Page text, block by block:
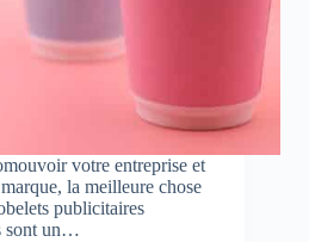
votre entreprise et
la meilleure chose
publicitaires
sont un…